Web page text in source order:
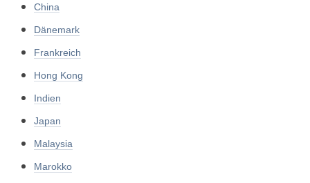
China
Dänemark
Frankreich
Hong Kong
Indien
Japan
Malaysia
Marokko